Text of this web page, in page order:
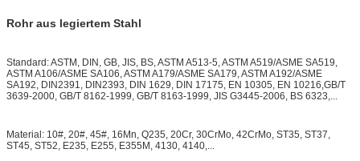
Rohr aus legiertem Stahl
Standard: ASTM, DIN, GB, JIS, BS, ASTM A513-5, ASTM A519/ASME SA519,
ASTM A106/ASME SA106, ASTM A179/ASME SA179, ASTM A192/ASME
SA192, DIN2391, DIN2393, DIN 1629, DIN 17175, EN 10305, EN 10216,GB/T
3639-2000, GB/T 8162-1999, GB/T 8163-1999, JIS G3445-2006, BS 6323,...
Material: 10#, 20#, 45#, 16Mn, Q235, 20Cr, 30CrMo, 42CrMo, ST35, ST37,
ST45, ST52, E235, E255, E355M, 4130, 4140,...